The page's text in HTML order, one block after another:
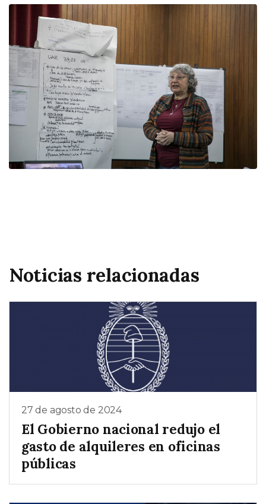
Noticias relacionadas
27 de agosto de 2024
El Gobierno nacional redujo el
gasto de alquileres en oficinas
públicas